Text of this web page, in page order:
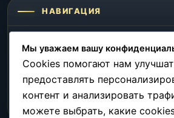
НАВИГАЦИЯ
Главная
О нас
Мы уважаем вашу
Cookies помогают нам
предоставлять
контент и анализировать
можете выбрать, какие